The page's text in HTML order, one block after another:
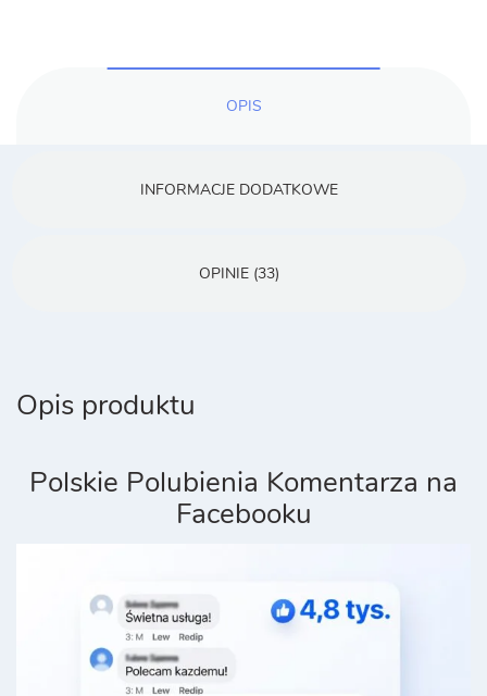
OPIS
INFORMACJE DODATKOWE
OPINIE (33)
Opis produktu
Polskie Polubienia Komentarza na
Facebooku